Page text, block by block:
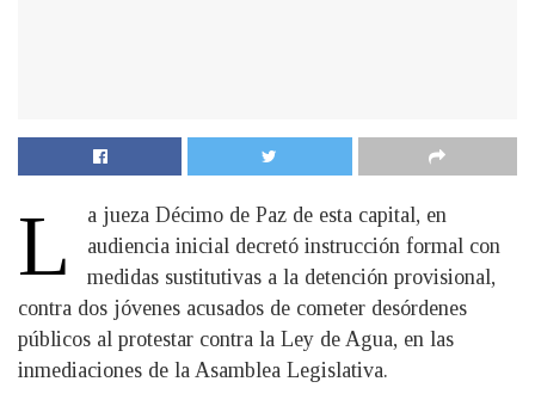
L
a jueza Décimo de Paz de esta capital, en
audiencia inicial decretó instrucción formal con
medidas sustitutivas a la detención provisional,
contra dos jóvenes acusados de cometer desórdenes
públicos al protestar contra la Ley de Agua, en las
inmediaciones de la Asamblea Legislativa.